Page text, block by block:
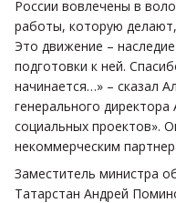
России вовлечены в
работы, которую
Это движение –
подготовки к ней.
начинается…» – сказал
генерального
социальных проектов».
некоммерческим
Заместитель министра
Татарстан Андрей